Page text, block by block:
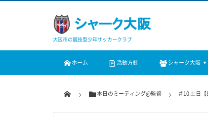
大阪市の競技型少年サッカークラブ
ホーム 活動方針 シャーク大阪
本日のミーティング@監督 ＃10 土日